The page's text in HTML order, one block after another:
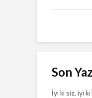
Son
İyi ki siz, iyi ki